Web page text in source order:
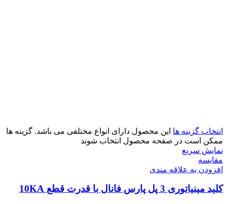
انتخاب گزینه ها این محصول دارای انواع مختلفی می باشد. گزینه ها
ممکن است در صفحه محصول انتخاب شوند
نمایش سریع
مقايسه
افزودن به علاقه مندی
کلید مینیاتوری 3 پل پارس فانال با قدرت قطع 10KA